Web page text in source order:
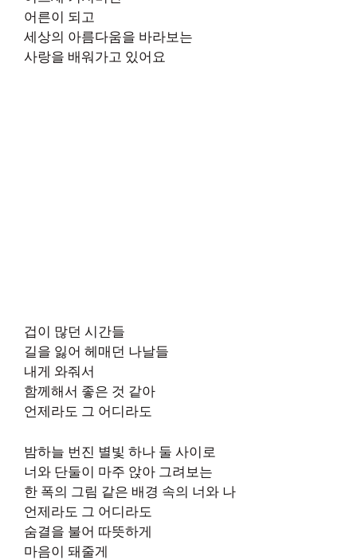
어른이 되고
세상의 아름다움을 바라보는
사랑을 배워가고 있어요
겁이 많던 시간들
길을 잃어 헤매던 나날들
내게 와줘서
함께해서 좋은 것 같아
언제라도 그 어디라도
밤하늘 번진 별빛 하나 둘 사이로
너와 단둘이 마주 앉아 그려보는
한 폭의 그림 같은 배경 속의 너와 나
언제라도 그 어디라도
숨결을 불어 따뜻하게
마음이 돼줄게